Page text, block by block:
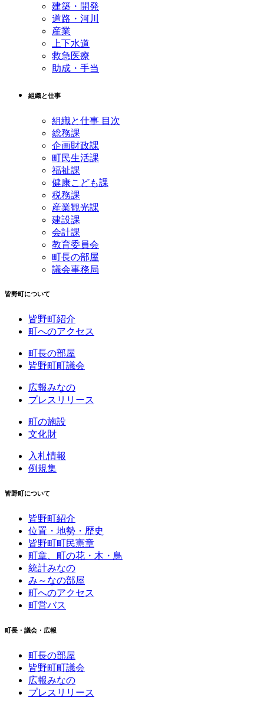
建築・開発
道路・河川
産業
上下水道
救急医療
助成・手当
組織と仕事
組織と仕事 目次
総務課
企画財政課
町民生活課
福祉課
健康こども課
税務課
産業観光課
建設課
会計課
教育委員会
町長の部屋
議会事務局
皆野町について
皆野町紹介
町へのアクセス
町長の部屋
皆野町町議会
広報みなの
プレスリリース
町の施設
文化財
入札情報
例規集
皆野町について
皆野町紹介
位置・地勢・歴史
皆野町町民憲章
町章、町の花・木・鳥
統計みなの
み～なの部屋
町へのアクセス
町営バス
町長・議会・広報
町長の部屋
皆野町町議会
広報みなの
プレスリリース